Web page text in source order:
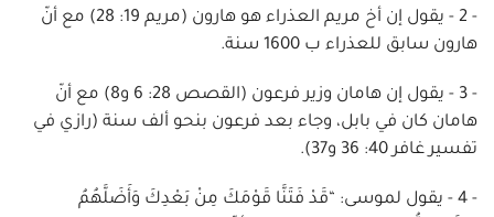
- 2 - يقول إن أخ مريم العذراء هو هارون (مريم 19: 28) مع أنّ
هارون سابق للعذراء ب 1600 سنة.
- 3 - يقول إن هامان وزير فرعون (القصص 28: 6 و8) مع أنّ
هامان كان في بابل، وجاء بعد فرعون بنحو ألف سنة (رازي في
تفسير غافر 40: 36 و37).
- 4 - يقول لموسى: “قَدْ فَتَنَّا قَوْمَكَ مِنْ بَعْدِكَ وَأَضَلَّهُمُ